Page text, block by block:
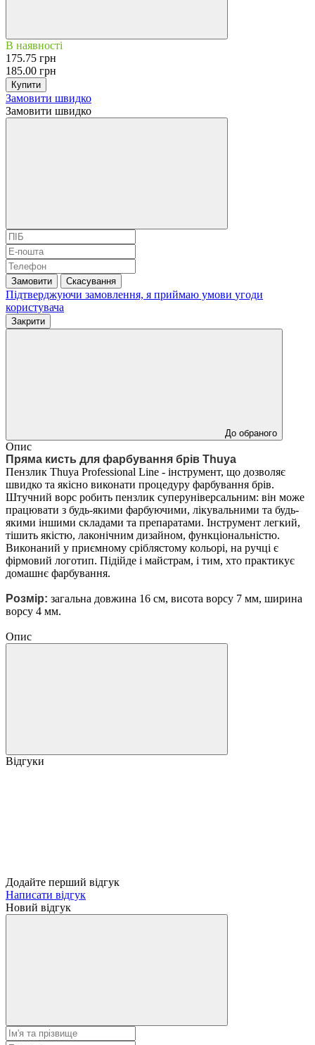
В наявності
175.75 грн
185.00 грн
Купити
Замовити швидко
Замовити швидко
Замовити Скасування
Підтверджуючи замовлення, я приймаю умови угоди
користувача
Закрити
До обраного
Опис
Пряма кисть для фарбування брів Thuya
Пензлик Thuya Professional Line - інструмент, що дозволяє
швидко та якісно виконати процедуру фарбування брів.
Штучний ворс робить пензлик суперуніверсальним: він може
працювати з будь-якими фарбуючими, лікувальними та будь-
якими іншими складами та препаратами. Інструмент легкий,
тішить якістю, лаконічним дизайном, функціональністю.
Виконаний у приємному сріблястому кольорі, на ручці є
фірмовий логотип. Підійде і майстрам, і тим, хто практикує
домашнє фарбування.
Розмір: загальна довжина 16 см, висота ворсу 7 мм, ширина
ворсу 4 мм.
Опис
Відгуки
Додайте перший відгук
Написати відгук
Новий відгук